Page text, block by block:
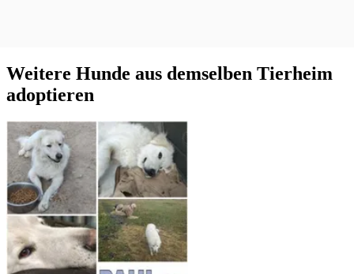
Weitere Hunde aus demselben Tierheim
adoptieren